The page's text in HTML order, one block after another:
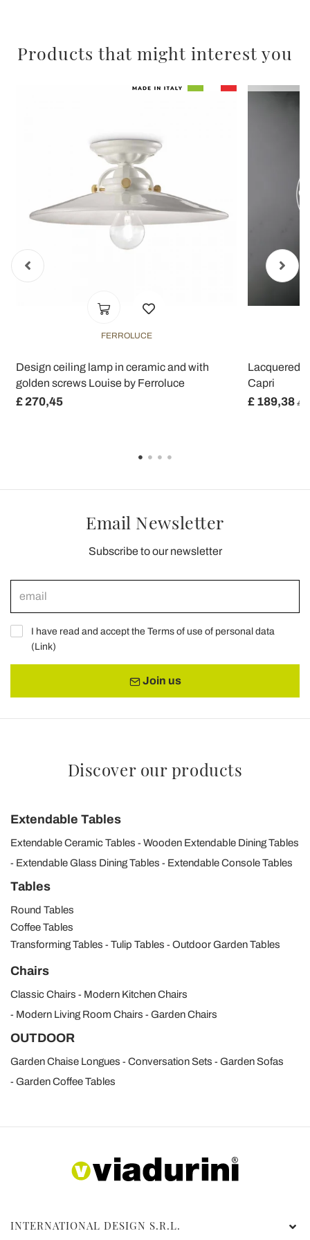
Products that might interest you
FERROLUCE
Design ceiling lamp in ceramic and with
golden screws Louise by Ferroluce
£ 270,45
Lacquered
Capri
£ 189,38 £
Email Newsletter
Subscribe to our newsletter
I have read and accept the Terms of use of personal data
(Link)
Join us
Discover our products
Extendable Tables
Extendable Ceramic Tables
Wooden Extendable Dining Tables
Extendable Glass Dining Tables
Extendable Console Tables
Tables
Round Tables
Coffee Tables
Transforming Tables
Tulip Tables Outdoor Garden Tables
Chairs
Classic Chairs
Modern Kitchen Chairs
Modern Living Room Chairs
Garden Chairs
OUTDOOR
Garden Chaise Longues Conversation Sets
Garden Sofas
Garden Coffee Tables
INTERNATIONAL DESIGN S.R.L.